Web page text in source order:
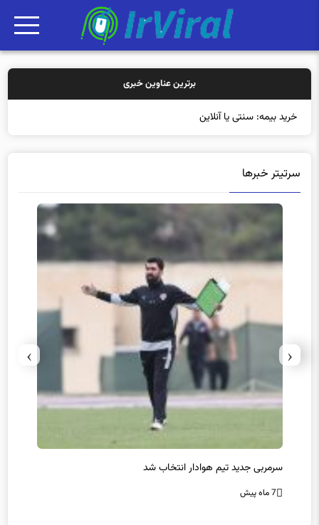
برترین عناوین خبری
خرید بیمه: سنتی یا آنلاین؟ کدامیک تجر
سرتیتر خبرها
سرمربی جدید تیم هوادار انتخاب شد
7 ماه پیش
‹
›